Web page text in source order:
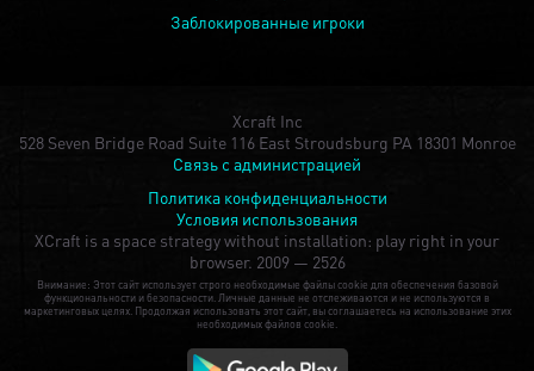
Заблокированные игроки
Xcraft Inc
528 Seven Bridge Road Suite 116 East Stroudsburg PA 18301 Monroe
Связь с администрацией
Политика конфиденциальности
Условия использования
XCraft is a space strategy without installation: play right in your
browser. 2009 — 2526
Внимание: Этот сайт использует строго необходимые файлы cookie для обеспечения базовой
функциональности и безопасности. Личные данные не отслеживаются и не используются в
маркетинговых целях. Продолжая использовать этот сайт, вы соглашаетесь на использование этих
необходимых файлов cookie.